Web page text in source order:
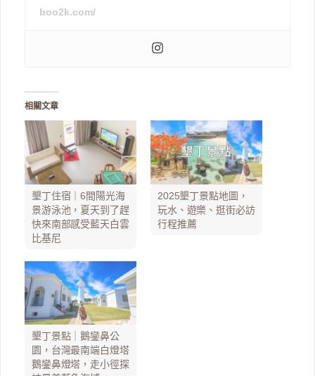
boo2k.com/
相關文章
墾丁住宿｜6間陽光海
景游泳池，夏天到了趕
快來南部感受藍天白雲
比基尼
2025墾丁景點地圖，
玩水、遊樂、逛街必訪
行程推薦
墾丁景點｜鵝鑾鼻公
園，台灣最南端白燈塔
鵝鑾鼻燈塔，走小徑探